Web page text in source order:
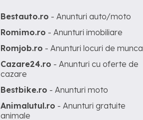
Bestauto.ro - Anunturi auto/moto
Romimo.ro - Anunturi imobiliare
Romjob.ro - Anunturi locuri de munca
Cazare24.ro - Anunturi cu oferte de
cazare
Bestbike.ro - Anunturi moto
Animalutul.ro - Anunturi gratuite
animale